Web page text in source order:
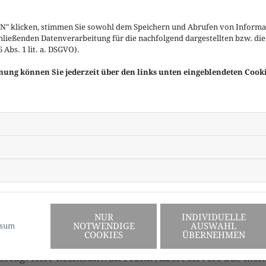
ein sozialwissenschaftliches Studium mit
praktische Berufserfahrung im
aufgegriffen und dieses im Jahre 1988 mit
und in gemeinsamer Berufsausübung mit Herrn
von Arzthaftungsmandaten in den
aber auf den Gebieten Chirurgie,
Herr Rechtsanwalt Frank Albert Sievers aus
klicken, stimmen Sie sowohl dem Speichern und Abrufen von
Datenverarbeitung für die nachfolgend dargestellten bzw.
1 lit. a. DSGVO).
können Sie jederzeit über den links unten eingeblendeten
NUR
NOTWENDIGE
COOKIES
INDIVIDUELLE
AUSWAHL
ÜBERNEHMEN